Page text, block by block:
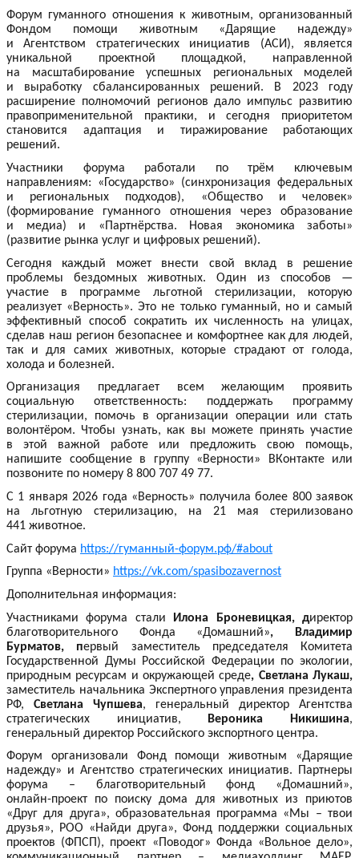
Форум гуманного отношения к животным, организованный
Фондом помощи животным «Дарящие надежду»
и Агентством стратегических инициатив (АСИ), является
уникальной проектной площадкой, направленной
на масштабирование успешных региональных моделей
и выработку сбалансированных решений. В 2023 году
расширение полномочий регионов дало импульс развитию
правоприменительной практики, и сегодня приоритетом
становится адаптация и тиражирование работающих
решений.
Участники форума работали по трём ключевым
направлениям: «Государство» (синхронизация федеральных
и региональных подходов), «Общество и человек»
(формирование гуманного отношения через образование
и медиа) и «Партнёрства. Новая экономика заботы»
(развитие рынка услуг и цифровых решений).
Сегодня каждый может внести свой вклад в решение
проблемы бездомных животных. Один из способов —
участие в программе льготной стерилизации, которую
реализует «Верность». Это не только гуманный, но и самый
эффективный способ сократить их численность на улицах,
сделав наш регион безопаснее и комфортнее как для людей,
так и для самих животных, которые страдают от голода,
холода и болезней.
Организация предлагает всем желающим проявить
социальную ответственность: поддержать программу
стерилизации, помочь в организации операции или стать
волонтёром. Чтобы узнать, как вы можете принять участие
в этой важной работе или предложить свою помощь,
напишите сообщение в группу «Верности» ВКонтакте или
позвоните по номеру 8 800 707 49 77.
С 1 января 2026 года «Верность» получила более 800 заявок
на льготную стерилизацию, на 21 мая стерилизовано
441 животное.
Сайт форума https://гуманный-форум.рф/#about
Группа «Верности» https://vk.com/spasibozavernost
Дополнительная информация:
Участниками форума стали
Илона Броневицкая, директор
благотворительного Фонда «Домашний», Владимир
Бурматов, первый заместитель председателя Комитета
Государственной Думы Российской Федерации по экологии,
природным ресурсам и окружающей среде, Светлана Лукаш,
заместитель начальника Экспертного управления президента
РФ, Светлана Чупшева, генеральный директор Агентства
стратегических инициатив,
Вероника Никишина,
генеральный директор Российского экспортного центра.
Форум организовали Фонд помощи животным «Дарящие
надежду» и Агентство стратегических инициатив. Партнеры
форума – благотворительный фонд «Домашний»,
онлайн-проект по поиску дома для животных из приютов
«Друг для друга», образовательная программа «Мы – твои
друзья», РОО «Найди друга», Фонд поддержки социальных
проектов (ФПСП), проект «Поводог» Фонда «Вольное дело»,